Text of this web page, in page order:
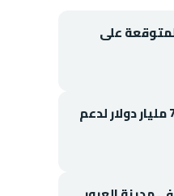
على
جيه بي مورجان تضخ 750 مليار دولار لدعم